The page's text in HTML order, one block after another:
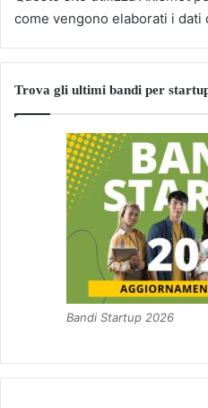
come vengono elaborati i dati
Trova gli ultimi bandi per
Bandi Startup 2026